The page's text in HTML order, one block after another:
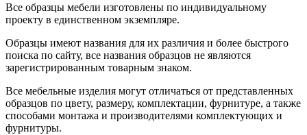
Все образцы мебели изготовлены по индивидуальному
проекту в единственном экземпляре.
Образцы имеют названия для их различия и более быстрого
поиска по сайту, все названия образцов не являются
зарегистрированным товарным знаком.
Все мебельные изделия могут отличаться от представленных
образцов по цвету, размеру, комплектации, фурнитуре, а также
способами монтажа и производителями комплектующих и
фурнитуры.